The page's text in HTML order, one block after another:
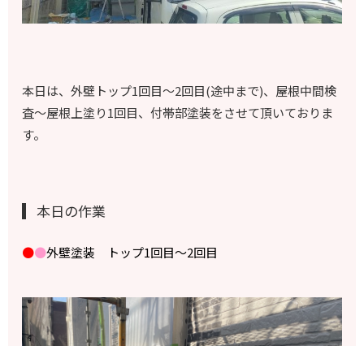
本日は、外壁トップ1回目～2回目(途中まで)、屋根中間検
査～屋根上塗り1回目、付帯部塗装をさせて頂いておりま
す。
本日の作業
●●外壁塗装 トップ1回目～2回目